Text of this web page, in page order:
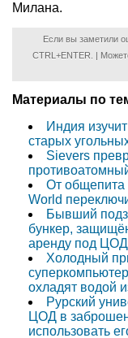
Милана.
Если вы заметили
CTRL+ENTER. |
Материалы по
Индия
старых
Sievers
От
World
Бывший
бункер,
аренду под ЦОД
Холодный
охладят водой
Рурский
ЦОД в
использовать